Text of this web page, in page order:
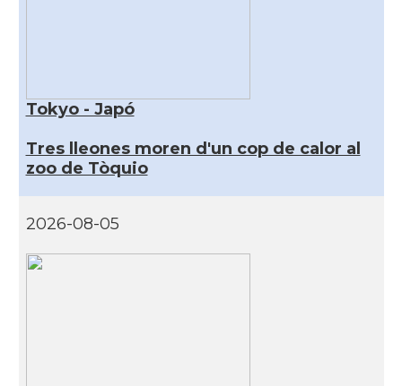
Tokyo - Japó
Tres lleones moren d'un cop de calor al
zoo de Tòquio
2026-08-05